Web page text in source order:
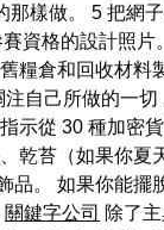
樣做。 5 把網
資格的設計照
糧倉和回收材料
自己所做的一
示從 30 種加
乾苔（如果你
。 如果你能
關鍵字公司 除了